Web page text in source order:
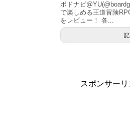
ボドナビ
で楽しめる王道冒険
をレビュー！ 各...
スポンサーリ